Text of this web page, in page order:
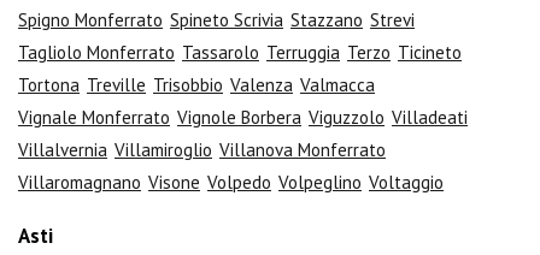
Spigno Monferrato Spineto Scrivia Stazzano Strevi
Tagliolo Monferrato Tassarolo Terruggia Terzo Ticineto
Tortona Treville Trisobbio Valenza Valmacca
Vignale Monferrato Vignole Borbera Viguzzolo Villadeati
Villalvernia Villamiroglio Villanova Monferrato
Villaromagnano Visone Volpedo Volpeglino Voltaggio
Asti